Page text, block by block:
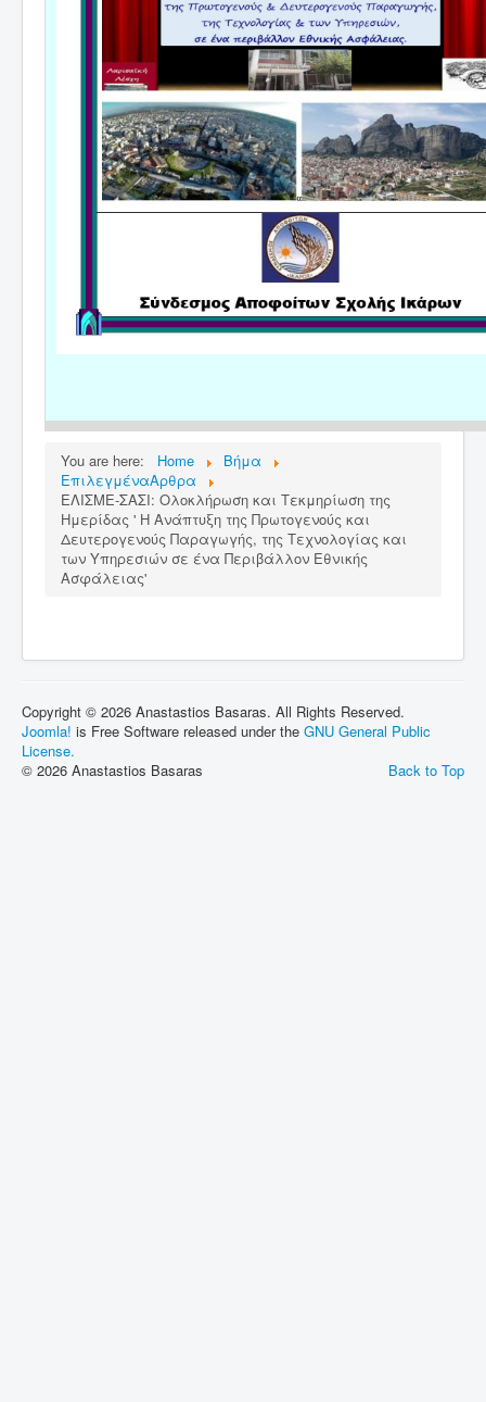
You are here: Home
Βήμα
ΕπιλεγμέναΑρθρα
ΕΛΙΣΜΕ-ΣΑΣΙ: Ολοκλήρωση και Τεκμηρίωση της
Ημερίδας ' Η Ανάπτυξη της Πρωτογενούς και
Δευτερογενούς Παραγωγής, της Τεχνολογίας και
των Υπηρεσιών σε ένα Περιβάλλον Εθνικής
Ασφάλειας'
Copyright © 2026 Anastastios Basaras. All Rights Reserved.
Joomla! is Free Software released under the GNU General Public
License.
Back to Top
© 2026 Anastastios Basaras